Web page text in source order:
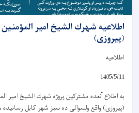
اطلاعیه شهرك الشيخ امیر
(پیروزی)
اطلاعیه
1405/5/11
به اطلاع آنعده مشترکین پروژه شهرك الشيخ امیر